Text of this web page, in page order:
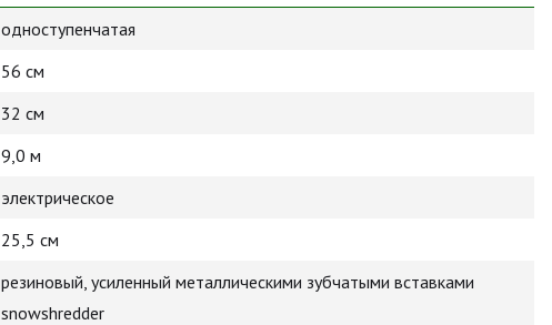
одноступенчатая
56 см
32 см
9,0 м
электрическое
25,5 см
резиновый, усиленный металлическими зубчатыми вставками
snowshredder